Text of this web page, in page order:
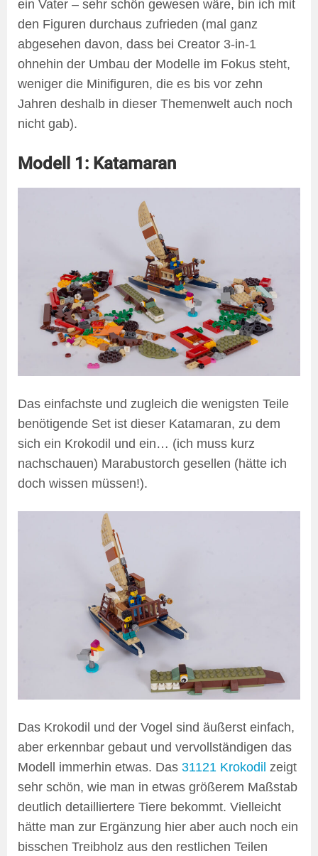
ein Vater – sehr schön gewesen wäre, bin ich mit
den Figuren durchaus zufrieden (mal ganz
abgesehen davon, dass bei Creator 3-in-1
ohnehin der Umbau der Modelle im Fokus steht,
weniger die Minifiguren, die es bis vor zehn
Jahren deshalb in dieser Themenwelt auch noch
nicht gab).
Modell 1: Katamaran
Das einfachste und zugleich die wenigsten Teile
benötigende Set ist dieser Katamaran, zu dem
sich ein Krokodil und ein… (ich muss kurz
nachschauen) Marabustorch gesellen (hätte ich
doch wissen müssen!).
Das Krokodil und der Vogel sind äußerst einfach,
aber erkennbar gebaut und vervollständigen das
Modell immerhin etwas. Das 31121 Krokodil zeigt
sehr schön, wie man in etwas größerem Maßstab
deutlich detailliertere Tiere bekommt. Vielleicht
hätte man zur Ergänzung hier aber auch noch ein
bisschen Treibholz aus den restlichen Teilen